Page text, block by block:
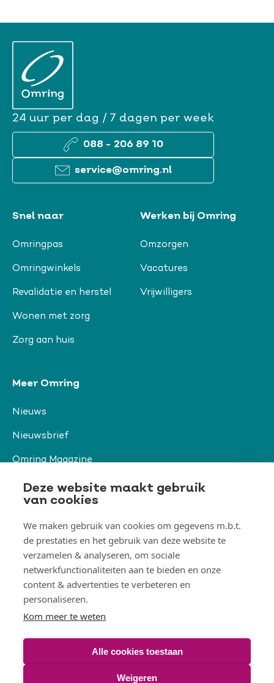
Deze website maakt gebruik
van cookies
We maken gebruik van cookies om gegevens m.b.t.
de prestaties en het gebruik van deze website te
verzamelen & analyseren, om sociale
netwerkfunctionaliteiten aan te bieden en onze
content & advertenties te verbeteren en
personaliseren.
Kom meer te weten
Alle cookies toestaan
Weigeren
24 uur per dag / 7 dagen per week
088 - 206 89 10
service@omring.nl
Snel naar
Omringpas
Omringwinkels
Revalidatie en herstel
Wonen met zorg
Zorg aan huis
Werken bij Omring
Omzorgen
Vacatures
Vrijwilligers
Meer Omring
Nieuws
Nieuwsbrief
Omring Magazine
Verwijzers
Organisatie & beleid
© Omring 2026